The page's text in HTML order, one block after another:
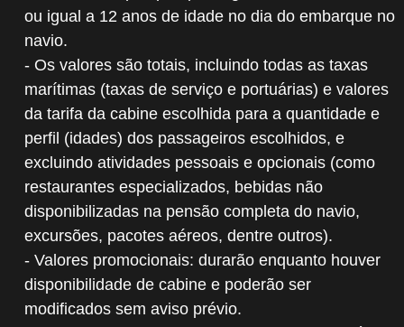
ou igual a 12 anos de idade no dia do embarque no
navio.
- Os valores são totais, incluindo todas as taxas
marítimas (taxas de serviço e portuárias) e valores
da tarifa da cabine escolhida para a quantidade e
perfil (idades) dos passageiros escolhidos, e
excluindo atividades pessoais e opcionais (como
restaurantes especializados, bebidas não
disponibilizadas na pensão completa do navio,
excursões, pacotes aéreos, dentre outros).
- Valores promocionais: durarão enquanto houver
disponibilidade de cabine e poderão ser
modificados sem aviso prévio.